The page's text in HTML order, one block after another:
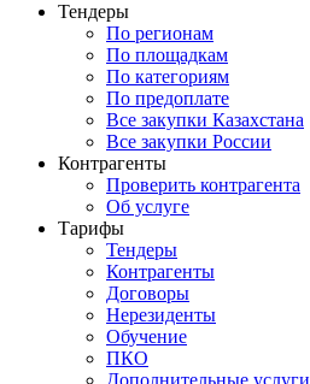
Тендеры
По регионам
По площадкам
По категориям
По предоплате
Все закупки Казахстана
Все закупки России
Контрагенты
Проверить контрагента
Об услуге
Тарифы
Тендеры
Контрагенты
Договоры
Нерезиденты
Обучение
ПКО